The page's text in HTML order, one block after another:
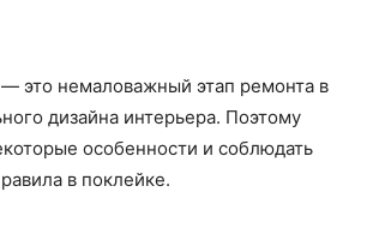
это немаловажный этап ремонта в
дизайна интерьера. Поэтому
особенности и соблюдать
в поклейке.